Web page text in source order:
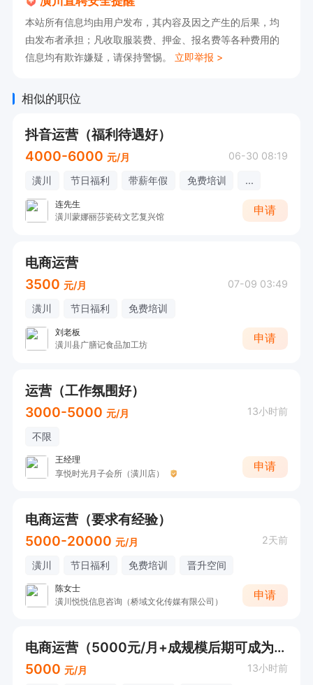
仅限本地人员，常驻本市，不招外地、不接受异
地；
学历不限，有无工作经验均可，应届生、转行小白
熟练使用手机、基础电脑操作：Word、Excel、打
情绪稳定，执行力强，交代工作按时落实。
加分条件（非必填，有优先）
会简单剪辑、图文排版、基础文案编辑；
本站所有信息均由用户发布，其内容及因之产生的后果，均
由发布者承担；凡收取服装费、押金、报名费等各种费用的
信息均有欺诈嫌疑，请保持警惕。 立即举报 >
相似的职位
抖音运营（福利待遇好）
4000-6000 元/月 06-30 08:19
潢川 节日福利 带薪年假 免费培训 ...
连先生
潢川蒙娜丽莎瓷砖文艺复兴馆
申请
电商运营
3500 元/月 07-09 03:49
潢川 节日福利 免费培训
刘老板
潢川县广膳记食品加工坊
申请
运营（工作氛围好）
3000-5000 元/月 13小时前
不限
王经理
享悦时光月子会所（潢川店）
申请
电商运营（要求有经验）
5000-20000 元/月 2天前
潢川 节日福利 免费培训 晋升空间
陈女士
潢川悦悦信息咨询（桥域文化传媒有限公司）
申请
电商运营（5000元/月+成规模后期可成为合伙人）
5000 元/月 13小时前